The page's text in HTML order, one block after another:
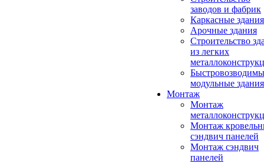
заводов и фабрик
Каркасные здания
Арочные здания
Строительство
из легких
модульные здания
Монтаж
Монтаж
Монтаж
сэндвич панелей
Монтаж сэндвич
панелей